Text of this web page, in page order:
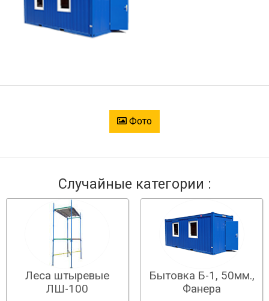
Фото
Случайные категории :
Леса штыревые
ЛШ-100
Бытовка Б-1, 50мм.,
Фанера